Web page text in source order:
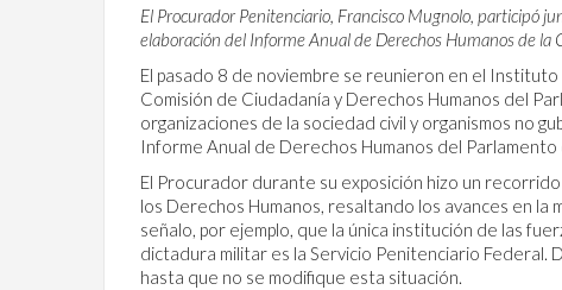
El Procurador Penitenciario, Francisco Mugnolo, participó
elaboración del Informe Anual de Derechos Humanos de
El pasado 8 de noviembre se reunieron en el
Comisión de Ciudadanía y Derechos Humanos del
organizaciones de la sociedad civil y organismos no
Informe Anual de Derechos Humanos del
El Procurador durante su exposición hizo un
los Derechos Humanos, resaltando los avances en
señalo, por ejemplo, que la única institución de las
dictadura militar es la Servicio Penitenciario Federal.
hasta que no se modifique esta situación.